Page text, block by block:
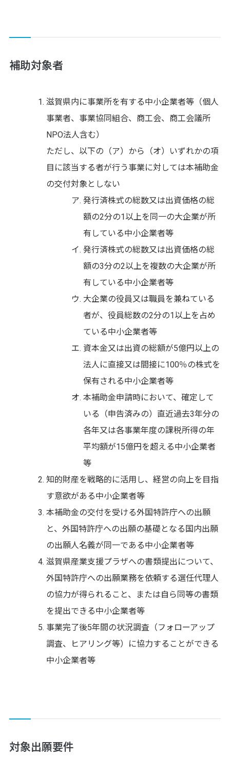
補助対象者
滋賀県内に事業所を有する中小企業者等（個人
事業者、事業協同組合、商工会、商工会議所
NPO法人含む）
ただし、以下の（ア）から（オ）いずれかの項
目に該当する者が行う事業に対しては本補助金
の交付対象としない
発行済株式の総数又は出資価格の総
額の2分の1以上を同一の大企業が所
有している中小企業者等
発行済株式の総数又は出資価格の総
額の3分の2以上を複数の大企業が所
有している中小企業者等
大企業の役員又は職員を兼ねている
者が、役員総数の2分の1以上を占め
ている中小企業者等
資本金又は出資の総額が5億円以上の
法人に直接又は間接に100％の株式を
保有される中小企業者等
本補助金申請時において、確定して
いる（申告済みの）直近過去3年分の
各年又は各事業年度の課税所得の年
平均額が15億円を超える中小企業者
等
知的財産を戦略的に活用し、経営の向上を目指
す意欲がある中小企業者等
本補助金の交付を受ける外国特許庁への出願
と、外国特許庁への出願の基礎となる国内出願
の出願人名義が同一である中小企業者等
滋賀県産業支援プラザへの書類提出について、
外国特許庁への出願業務を依頼する選任代理人
の協力が得られること、または自ら同等の書類
を提出できる中小企業者等
事業完了後5年間の状況調査（フォローアップ
調査、ヒアリング等）に協力することができる
中小企業者等
対象出願要件